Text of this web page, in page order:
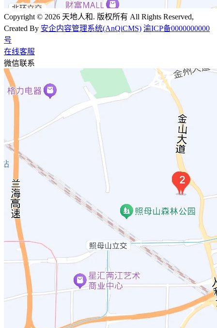
Copyright © 2026 天地人和. 版权所有 All Rights Reserved,
Created By 安企内容管理系统(AnQiCMS) 渝ICP备0000000000
号
在线客服
微信联系